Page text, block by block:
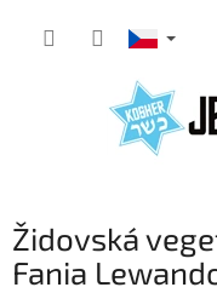
Židovská
Fania